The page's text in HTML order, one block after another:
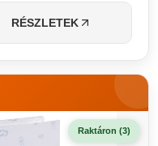
RÉSZLETEK
Raktáron (3)